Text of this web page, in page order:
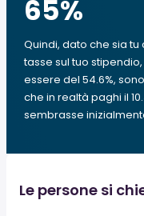
65%
Quindi, dato che sia
tasse sul tuo
essere del 54.6%,
che in realtà paghi il
sembrasse
Le persone si